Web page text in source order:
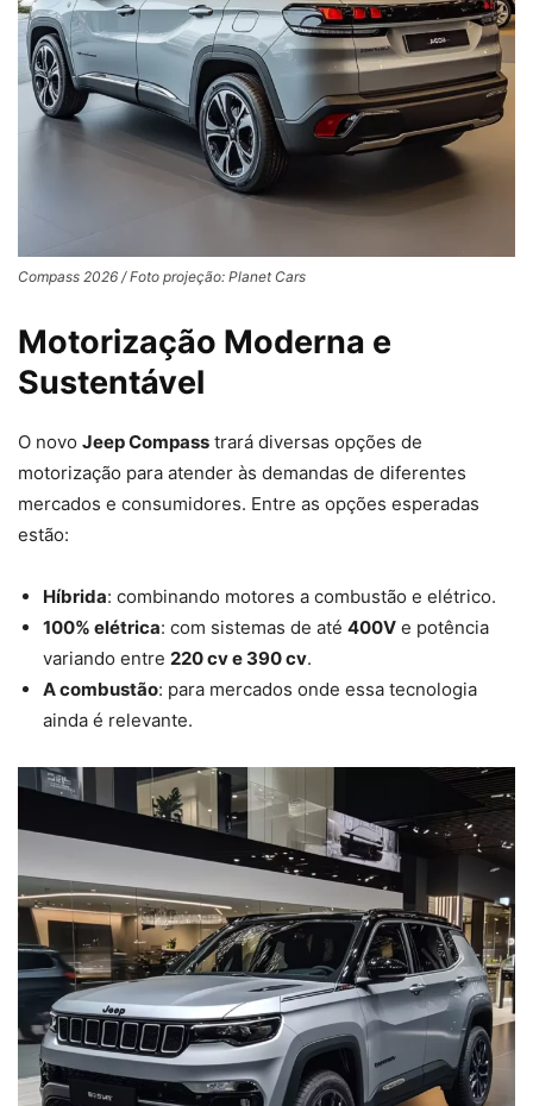
Compass 2026 / Foto projeção: Planet Cars
Motorização Moderna e
Sustentável
O novo Jeep Compass trará diversas opções de
motorização para atender às demandas de diferentes
mercados e consumidores. Entre as opções esperadas
estão:
Híbrida: combinando motores a combustão e elétrico.
100% elétrica: com sistemas de até 400V e potência
variando entre 220 cv e 390 cv.
A combustão: para mercados onde essa tecnologia
ainda é relevante.